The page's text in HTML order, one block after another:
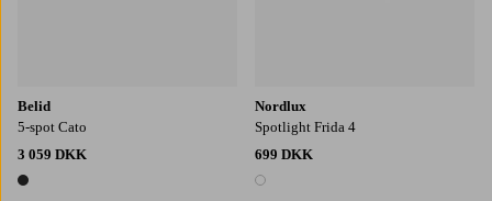
Belid
5-spot Cato
3 059 DKK
1 farve
Nordlux
Spotlight Frida 4
699 DKK
1 farve